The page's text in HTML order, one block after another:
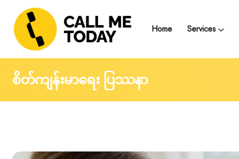
Home Services
စိတ်ကျန်းမာရေး ပြဿနာ